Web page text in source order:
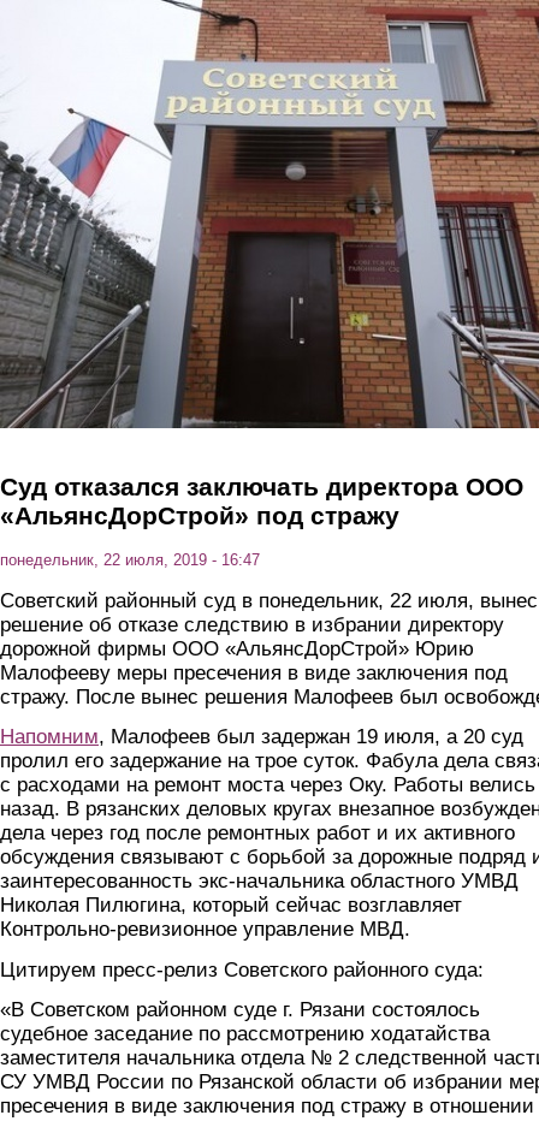
Перейти к основному содержанию
Суд отказался заключать директора ООО
«АльянсДорСтрой» под стражу
понедельник, 22 июля, 2019 - 16:47
Советский районный суд в понедельник, 22 июля, вынес
решение об отказе следствию в избрании директору
дорожной фирмы ООО «АльянсДорСтрой» Юрию
Малофееву меры пресечения в виде заключения под
стражу. После вынес решения Малофеев был
Напомним, Малофеев был задержан 19 июля, а 20 суд
пролил его задержание на трое суток. Фабула дела
с расходами на ремонт моста через Оку. Работы велись
назад. В рязанских деловых кругах внезапное
дела через год после ремонтных работ и их активного
обсуждения связывают с борьбой за дорожные подряд
заинтересованность экс-начальника областного УМВД
Николая Пилюгина, который сейчас возглавляет
Контрольно-ревизионное управление МВД.
Цитируем пресс-релиз Советского районного суда:
«В Советском районном суде г. Рязани состоялось
судебное заседание по рассмотрению ходатайства
заместителя начальника отдела № 2 следственной
СУ УМВД России по Рязанской области об избрании
пресечения в виде заключения под стражу в